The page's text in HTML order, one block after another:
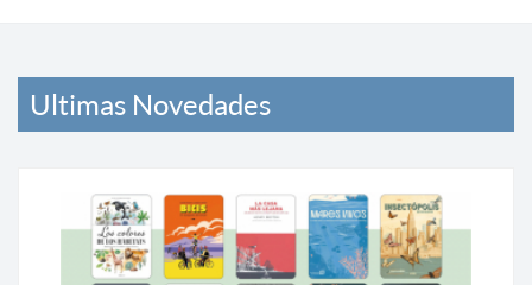
Ultimas Novedades